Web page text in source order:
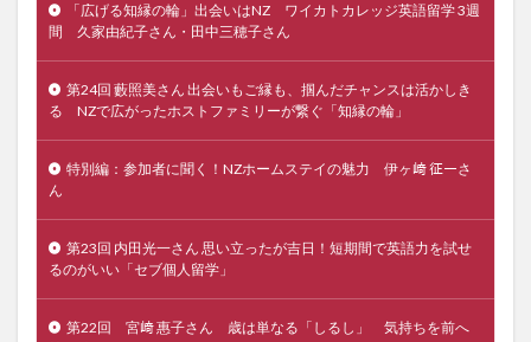
「広げる知縁の輪」出会いはNZ ワイカトカレッジ英語留学 3週
間 久家由紀子さん・田中三穂子さん
第24回 藪照美さん 出会いもご縁も、掴んだチャンスは活かしき
る NZで広がったホストファミリーが繋ぐ「知縁の輪」
特別編：参加者に聞く！NZホームステイの魅力 伊ヶ﨑 征一さ
ん
第23回 内田光一さん 思い立ったが吉日！短期間で英語力を試せ
るのがいい「セブ個人留学」
第22回 宮﨑 惠子さん 歳は単なる「しるし」 気持ちを前へ